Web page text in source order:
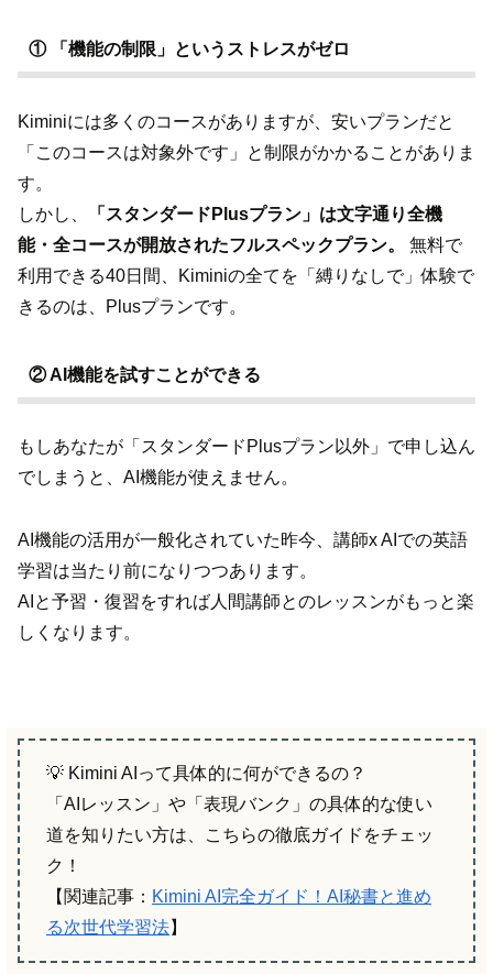
① 「機能の制限」というストレスがゼロ
Kiminiには多くのコースがありますが、安いプランだと
「このコースは対象外です」と制限がかかることがありま
す。
しかし、
「スタンダードPlusプラン」は文字通り全機
能・全コースが開放されたフルスペックプラン。
無料で
利用できる40日間、Kiminiの全てを「縛りなしで」体験で
きるのは、Plusプランです。
② AI機能を試すことができる
もしあなたが「スタンダードPlusプラン以外」で申し込ん
でしまうと、AI機能が使えません。
AI機能の活用が一般化されていた昨今、講師x AIでの英語
学習は当たり前になりつつあります。
AIと予習・復習をすれば人間講師とのレッスンがもっと楽
しくなります。
💡 Kimini AIって具体的に何ができるの？
「AIレッスン」や「表現バンク」の具体的な使い
道を知りたい方は、こちらの徹底ガイドをチェッ
ク！
【関連記事： Kimini AI完全ガイド！AI秘書と進め
る次世代学習法】